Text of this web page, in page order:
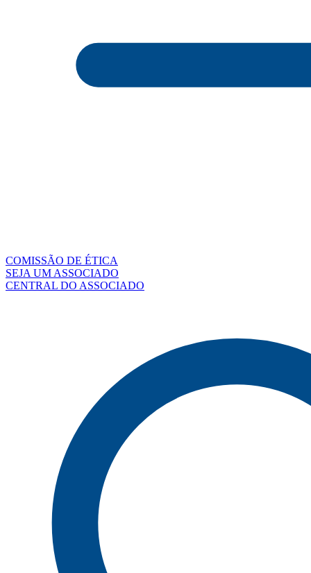
COMISSÃO DE ÉTICA
SEJA UM ASSOCIADO
CENTRAL DO ASSOCIADO